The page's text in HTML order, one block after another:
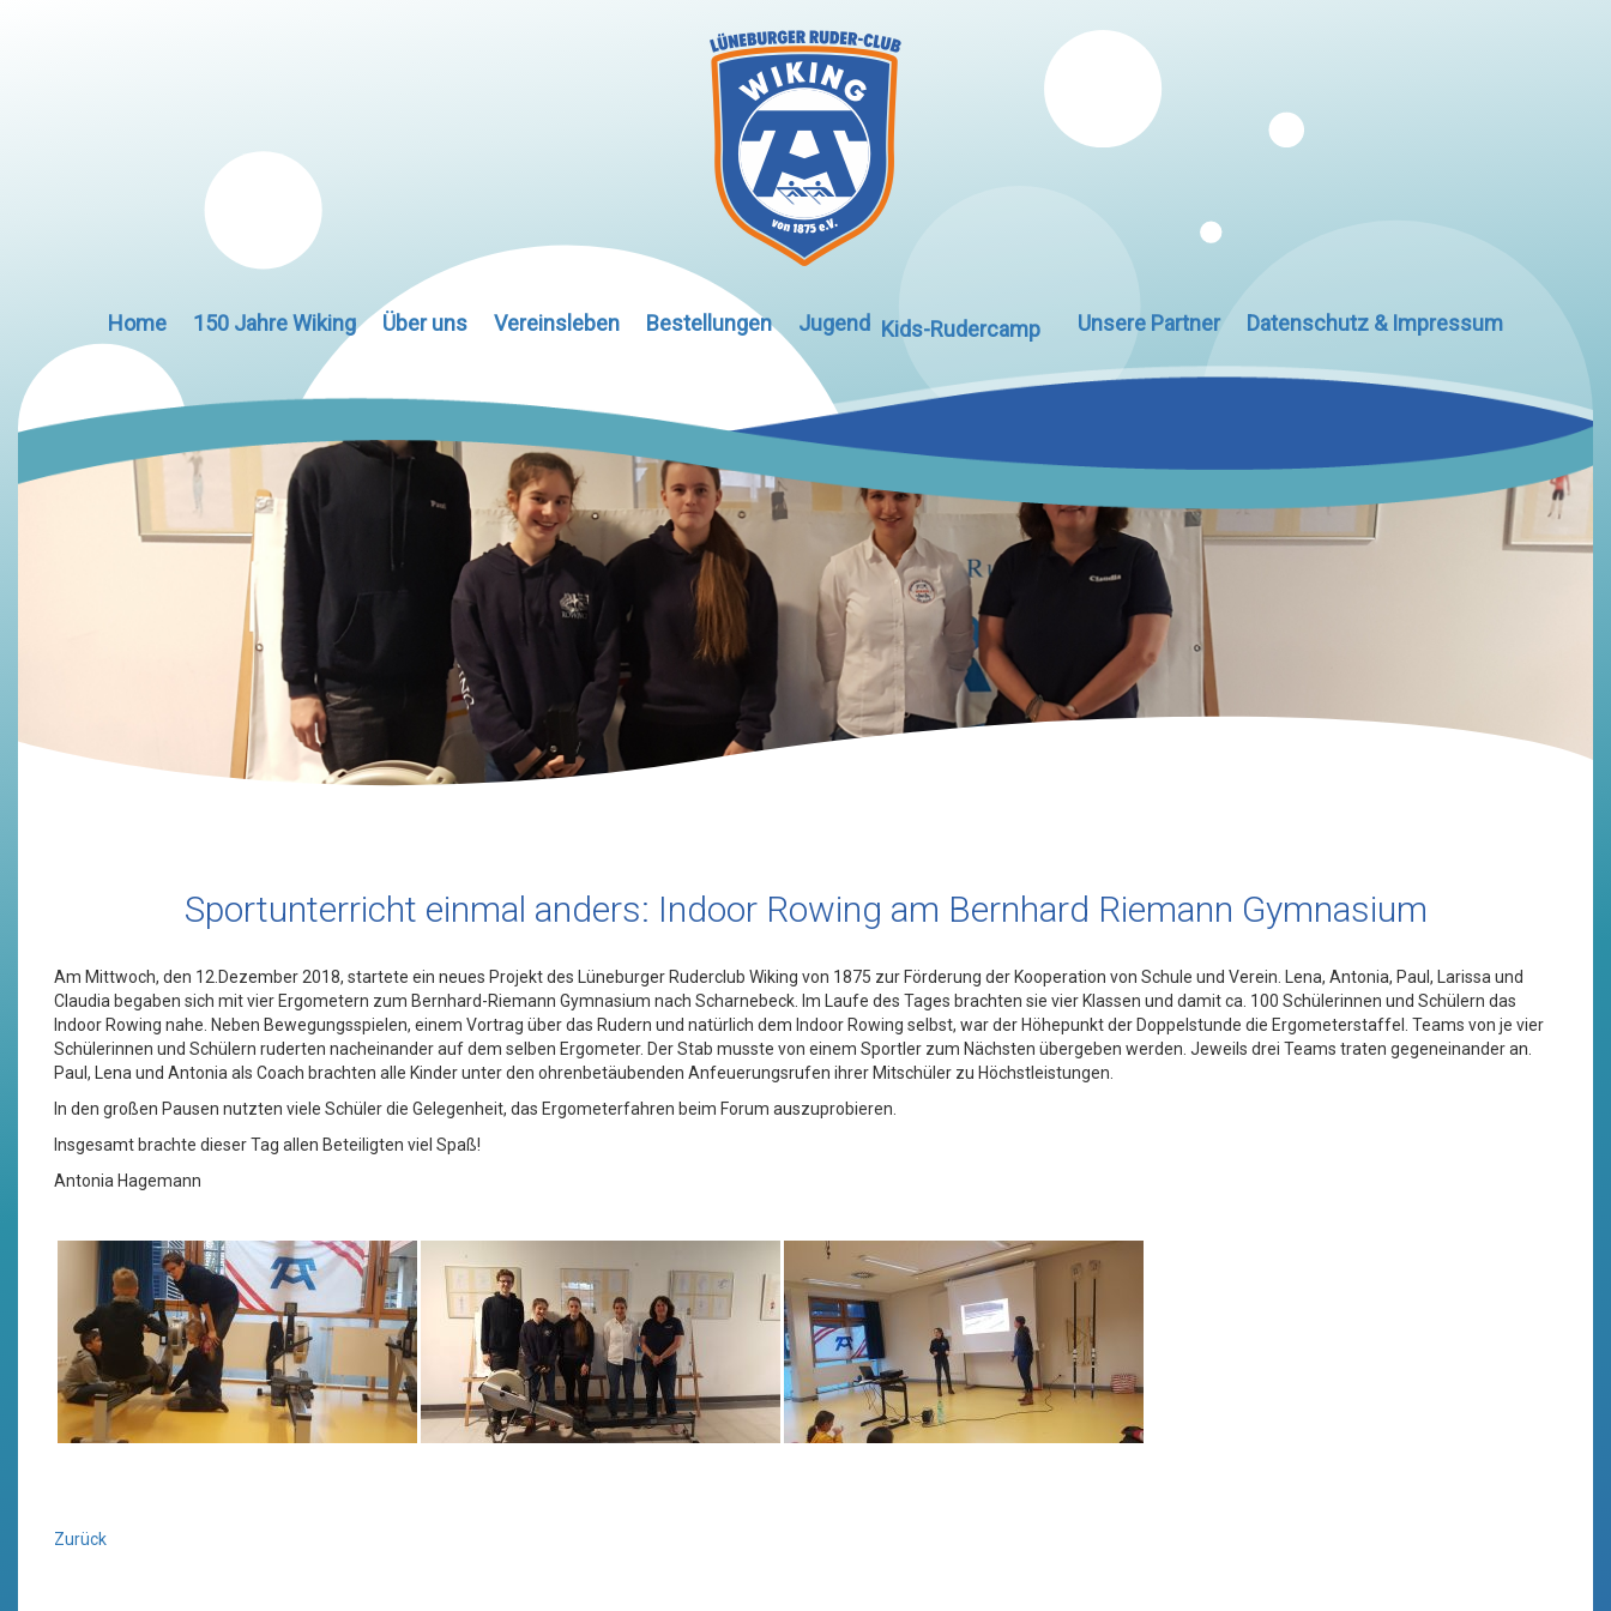
Home 150 Jahre Wiking Über uns Vereinsleben Bestellungen Jugend Kids-Rudercamp Unsere Partner Datenschutz & Impressum
Sportunterricht einmal anders: Indoor Rowing am Bernhard Riemann Gymnasium
Am Mittwoch, den 12.Dezember 2018, startete ein neues Projekt des Lüneburger Ruderclub Wiking von 1875 zur Förderung der Kooperation von Schule und Verein. Lena, Antonia, Paul, Larissa und
Claudia begaben sich mit vier Ergometern zum Bernhard-Riemann Gymnasium nach Scharnebeck. Im Laufe des Tages brachten sie vier Klassen und damit ca. 100 Schülerinnen und Schülern das
Indoor Rowing nahe. Neben Bewegungsspielen, einem Vortrag über das Rudern und natürlich dem Indoor Rowing selbst, war der Höhepunkt der Doppelstunde die Ergometerstaffel. Teams von je vier
Schülerinnen und Schülern ruderten nacheinander auf dem selben Ergometer. Der Stab musste von einem Sportler zum Nächsten übergeben werden. Jeweils drei Teams traten gegeneinander an.
Paul, Lena und Antonia als Coach brachten alle Kinder unter den ohrenbetäubenden Anfeuerungsrufen ihrer Mitschüler zu Höchstleistungen.
In den großen Pausen nutzten viele Schüler die Gelegenheit, das Ergometerfahren beim Forum auszuprobieren.
Insgesamt brachte dieser Tag allen Beteiligten viel Spaß!
Antonia Hagemann
Zurück